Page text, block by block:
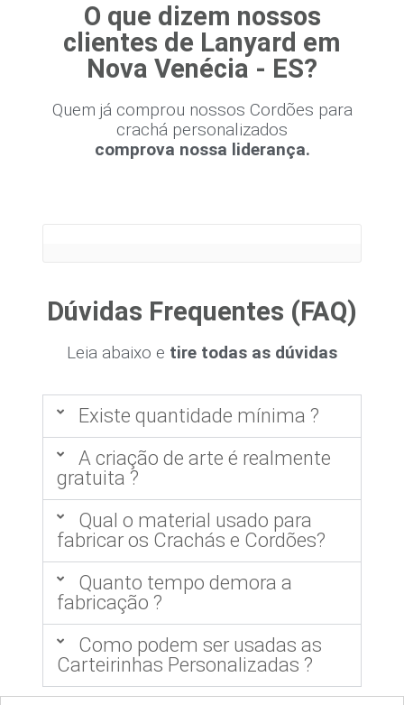
O que dizem nossos
clientes de Lanyard em
Nova Venécia - ES?
Quem já comprou nossos Cordões para
crachá personalizados
comprova nossa liderança.
Dúvidas Frequentes (FAQ)
Leia abaixo e tire todas as dúvidas
Existe quantidade mínima ?
A criação de arte é realmente
gratuita ?
Qual o material usado para
fabricar os Crachás e Cordões?
Quanto tempo demora a
fabricação ?
Como podem ser usadas as
Carteirinhas Personalizadas ?